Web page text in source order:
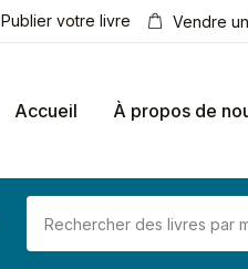
Publier votre livre Vendre
Accueil À propos de